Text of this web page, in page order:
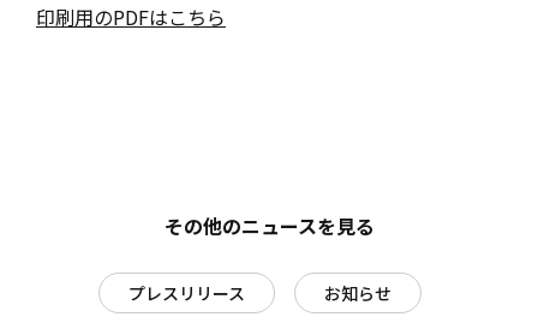
印刷用のPDFはこちら
その他のニュースを見る
プレスリリース お知らせ